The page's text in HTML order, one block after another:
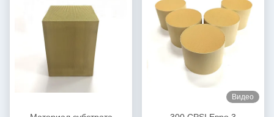
Видео